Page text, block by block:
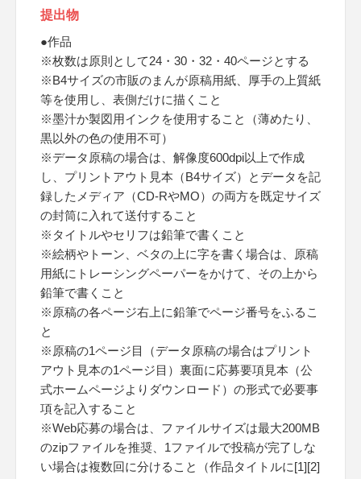
提出物
●作品
※枚数は原則として24・30・32・40ページとする
※B4サイズの市販のまんが原稿用紙、厚手の上質紙
等を使用し、表側だけに描くこと
※墨汁か製図用インクを使用すること（薄めたり、
黒以外の色の使用不可）
※データ原稿の場合は、解像度600dpi以上で作成
し、プリントアウト見本（B4サイズ）とデータを記
録したメディア（CD-RやMO）の両方を既定サイズ
の封筒に入れて送付すること
※タイトルやセリフは鉛筆で書くこと
※絵柄やトーン、ベタの上に字を書く場合は、原稿
用紙にトレーシングペーパーをかけて、その上から
鉛筆で書くこと
※原稿の各ページ右上に鉛筆でページ番号をふるこ
と
※原稿の1ページ目（データ原稿の場合はプリント
アウト見本の1ページ目）裏面に応募要項見本（公
式ホームページよりダウンロード）の形式で必要事
項を記入すること
※Web応募の場合は、ファイルサイズは最大200MB
のzipファイルを推奨、1ファイルで投稿が完了しな
い場合は複数回に分けること（作品タイトルに[1][2]